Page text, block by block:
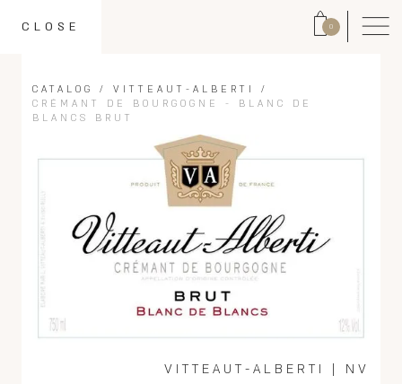
0
CLOSE
CATALOG / VITTEAUT-ALBERTI
/
CRÉMANT DE BOURGOGNE - BLANC DE
BLANCS BRUT
NV
|
VITTEAUT-ALBERTI